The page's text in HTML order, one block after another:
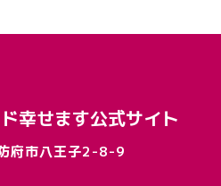
幸せます公式サイト
府市八王子2-8-9